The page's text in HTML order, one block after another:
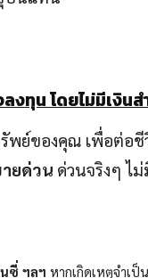
งทุน โดยไม่มีเงิน
ย์ของคุณ เพื่อต่อ
ยด่วน ด่วนจริงๆ ไ
ซี่ ฯลฯ หากเกิดเหตุจำเป็